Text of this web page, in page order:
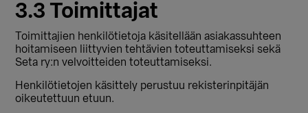
3.3 Toimittajat
Toimittajien henkilötietoja käsitellään asiakassuhteen
hoitamiseen liittyvien tehtävien toteuttamiseksi sekä
Seta ry:n velvoitteiden toteuttamiseksi.
Henkilötietojen käsittely perustuu rekisterinpitäjän
oikeutettuun etuun.